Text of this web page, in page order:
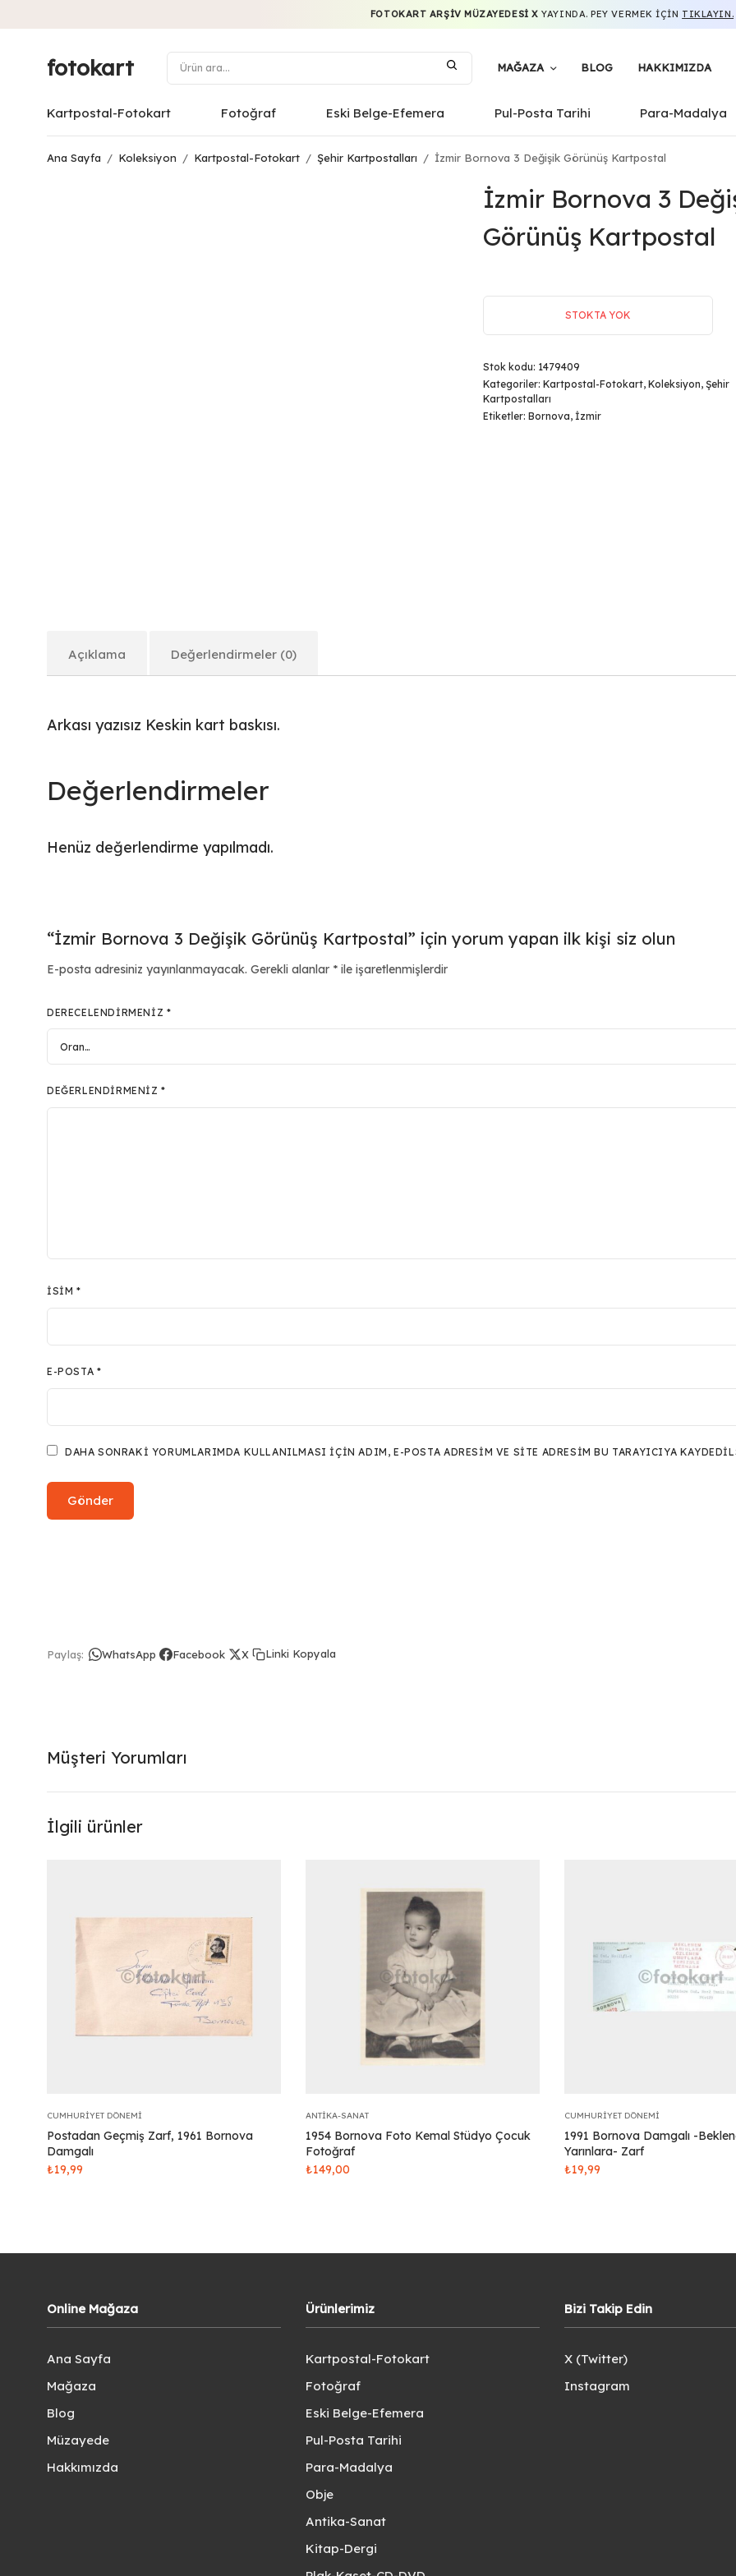
FOTOKART ARŞIV MÜZAYEDESI X YAYINDA. PEY VERMEK IÇIN TIKLAYIN.
fotokart MAĞAZA BLOG HAKKIMIZDA
Kartpostal-Fotokart Fotoğraf Eski Belge-Efemera Pul-Posta Tarihi Para-Madalya
Ana Sayfa / Koleksiyon / Kartpostal-Fotokart / Şehir Kartpostalları / İzmir Bornova 3 Değişik Görünüş Kartpostal
İzmir Bornova 3
Görünüş Kartpostal
STOKTA YOK
Stok kodu: 1479409
Kategoriler: Kartpostal-Fotokart, Koleksiyon, Şehir
Kartpostalları
Etiketler: Bornova, İzmir
Açıklama Değerlendirmeler (0)
Arkası yazısız Keskin kart baskısı.
Değerlendirmeler
Henüz değerlendirme yapılmadı.
“İzmir Bornova 3 Değişik Görünüş Kartpostal” için yorum yapan ilk kişi siz olun
E-posta adresiniz yayınlanmayacak. Gerekli alanlar * ile işaretlenmişlerdir
DERECELENDIRMENIZ *
DEĞERLENDIRMENIZ*
İSIM*
E-POSTA *
DAHA SONRAKI YORUMLARIMDA KULLANILMASI IÇIN ADIM, E-POSTA ADRESIM VE SITE ADRESIM BU TARAYICIYA
Paylaş: WhatsApp Facebook X Linki Kopyala
Müşteri Yorumları
İlgili ürünler
CUMHURIYET DÖNEMI
Postadan Geçmiş Zarf, 1961 Bornova
Damgalı
₺19,99
ANTIKA-SANAT
1954 Bornova Foto Kemal Stüdyo Çocuk
Fotoğraf
₺149,00
CUMHURIYET DÖNEMI
1991 Bornova Damgalı -
Yarınlara- Zarf
₺19,99
Online Mağaza
Ana Sayfa
Mağaza
Blog
Müzayede
Hakkımızda
Ürünlerimiz
Kartpostal-Fotokart
Fotoğraf
Eski Belge-Efemera
Pul-Posta Tarihi
Para-Madalya
Obje
Antika-Sanat
Kitap-Dergi
Bizi Takip Edin
X (Twitter)
Instagram